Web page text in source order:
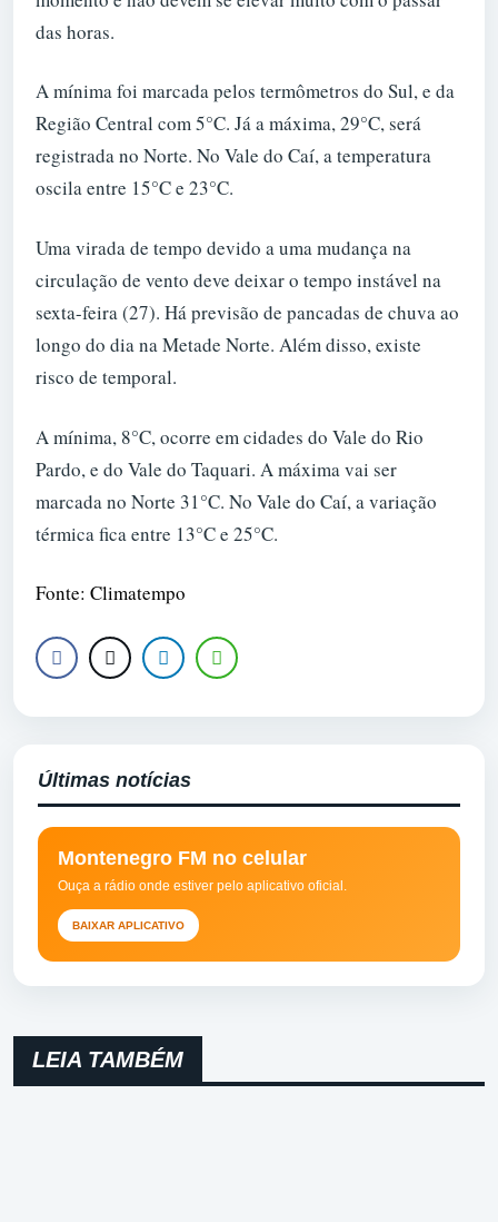
das horas.
A mínima foi marcada pelos termômetros do Sul, e da
Região Central com 5°C. Já a máxima, 29°C, será
registrada no Norte. No Vale do Caí, a temperatura
oscila entre 15°C e 23°C.
Uma virada de tempo devido a uma mudança na
circulação de vento deve deixar o tempo instável na
sexta-feira (27). Há previsão de pancadas de chuva ao
longo do dia na Metade Norte. Além disso, existe
risco de temporal.
A mínima, 8°C, ocorre em cidades do Vale do Rio
Pardo, e do Vale do Taquari. A máxima vai ser
marcada no Norte 31°C. No Vale do Caí, a variação
térmica fica entre 13°C e 25°C.
Fonte: Climatempo
Últimas notícias
Montenegro FM no celular
Ouça a rádio onde estiver pelo aplicativo oficial.
BAIXAR APLICATIVO
LEIA TAMBÉM